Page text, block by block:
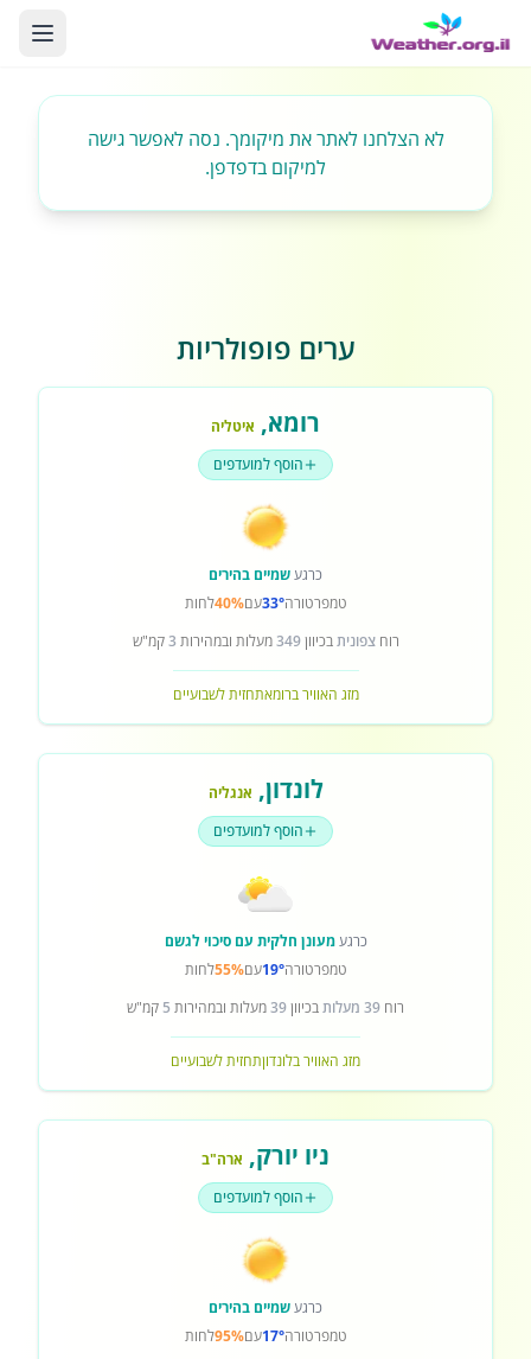
לא הצלחנו לאתר את מיקומך. נסה לאפשר גישה
למיקום בדפדפן.
ערים פופולריות
רומא, איטליה
הוסף למועדפים
כרגעשמיים בהירים
טמפרטורה33°עם40%לחות
רוחצפוניתבכיוון349מעלות ובמהירות 3קמ"ש
מזג האוויר ברומאתחזית לשבועיים
לונדון, אנגליה
הוסף למועדפים
כרגעמעונן חלקית עם סיכוי לגשם
טמפרטורה19°עם55%לחות
רוח 39 מעלות בכיוון39מעלות ובמהירות 5 קמ"ש
מזג האוויר בלונדוןתחזית לשבועיים
ניו יורק, ארה"ב
הוסף למועדפים
כרגעשמיים בהירים
טמפרטורה17°עם95%לחות